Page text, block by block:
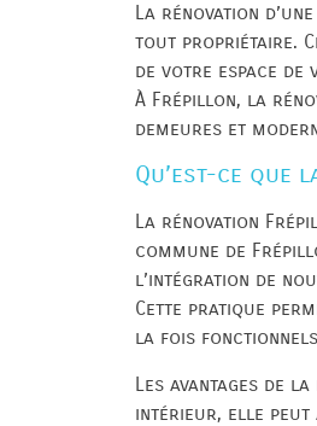
La rénovation
tout propriétaire.
de votre espace
À Frépillon, la
demeures et
Qu’est-ce que
La rénovation
commune de
l’intégration de
Cette pratique
la fois
Les avantages de
intérieur, elle peut